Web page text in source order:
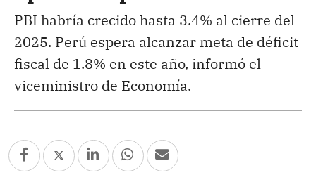
PBI habría crecido hasta 3.4% al cierre del
2025. Perú espera alcanzar meta de déficit
fiscal de 1.8% en este año, informó el
viceministro de Economía.